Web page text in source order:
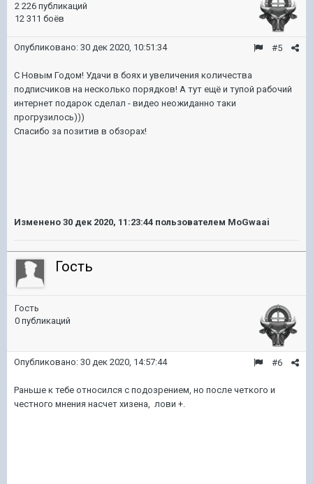
2 226 публикаций
12 311 боёв
#5
Опубликовано: 30 дек 2020, 10:51:34
С Новым Годом! Удачи в боях и увеличения количества
подписчиков на несколько порядков! А тут ещё и тупой рабочий
интернет подарок сделал - видео неожиданно таки
прогрузилось)))
Спасибо за позитив в обзорах!
Изменено 30 дек 2020, 11:23:44 пользователем MoGwaai
Гость
Гость
0 публикаций
#6
Опубликовано: 30 дек 2020, 14:57:44
Раньше к тебе относился с подозрением, но после четкого и
честного мнения насчет хизена, лови +.